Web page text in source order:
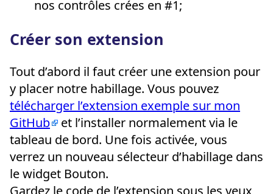
nos contrôles crées en #1;
Créer son extension
Tout d’abord il faut créer une extension pour
y placer notre habillage. Vous pouvez
télécharger l’extension exemple sur mon
GitHub
et l’installer normalement via le
tableau de bord. Une fois activée, vous
verrez un nouveau sélecteur d’habillage dans
le widget Bouton.
Gardez le code de l’extension sous les yeux